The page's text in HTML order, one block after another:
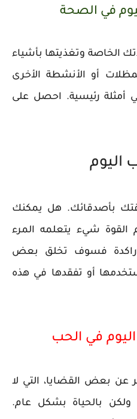
في الصحة
الخاصة وتغذيتها بأشياء
أو الأنشطة الأخرى
أمثلة رئيسية. احصل على
اليوم
بأصدقائك. هل يمكنك
القوة شيء يتعلمه المرء
راكدة فسوف تخلق بعض
أو تفقدها في هذه
في الحب
عن بعض القضايا، التي لا
ولكن بالحياة بشكل عام.